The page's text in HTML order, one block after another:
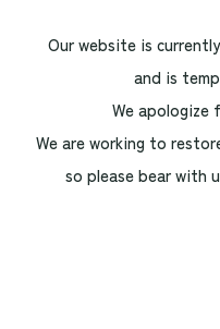
Our website is
and is
We apologize
We are working to
so please bear with